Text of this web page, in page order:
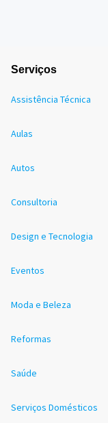
Serviços
Assistência Técnica
Aulas
Autos
Consultoria
Design e Tecnologia
Eventos
Moda e Beleza
Reformas
Saúde
Serviços Domésticos